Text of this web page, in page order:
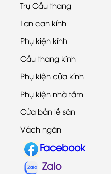
Trụ Cầu thang
Lan can kính
Phụ kiện kính
Cầu thang kính
Phụ kiện cửa kính
Phụ kiện nhà tắm
Cửa bản lề sàn
Vách ngăn
Facebook
Zalo